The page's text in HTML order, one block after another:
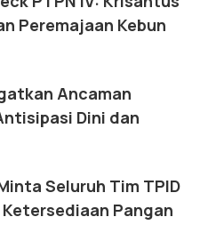
Peremajaan Kebun
Ancaman
Dini dan
Seluruh Tim TPID
Pangan